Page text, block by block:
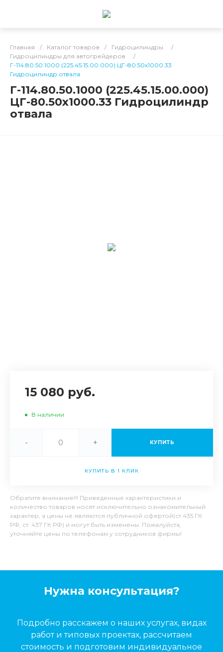
Главная / Каталог товаров / Гидроцилиндры
/
Гидроцилиндры для автогрейдеров
/
Г-114.80.50.1000 (225.45.15.00.000) ЦГ-80.50х1000.33
Гидроцилиндр отвала
Г-114.80.50.1000 (225.45.15.00.000)
ЦГ-80.50х1000.33 Гидроцилиндр
отвала
15 080 руб.
В наличии
- + КУПИТЬ
КУПИТЬ В 1 КЛИК
Обратите внимание!!! Приведенные характеристики и
количество товаров носят исключительно ознакомительный
характер, а цены не являются публичной офертой(ст.435 ГК
РФ, ст. 437 ГК РФ) и могут быть изменены. Пожалуйста,
уточняйте цены по телефонам у сотрудников фирмы!
Нужна консультация?
Подробно расскажем о наших услугах, видах
работ и типовых проектах, рассчитаем
стоимость и подготовим индивидуальное